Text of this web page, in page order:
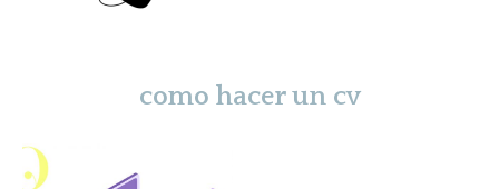
como hacer un cv